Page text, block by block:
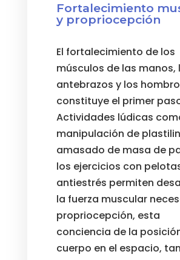
Fortalecimiento
y propriocepción
El fortalecimiento de los
músculos de las manos,
antebrazos y los
constituye el primer
Actividades lúdicas
manipulación de
amasado de masa de
los ejercicios con
antiestrés permiten
la fuerza muscular
propriocepción, esta
conciencia de la
cuerpo en el espacio,